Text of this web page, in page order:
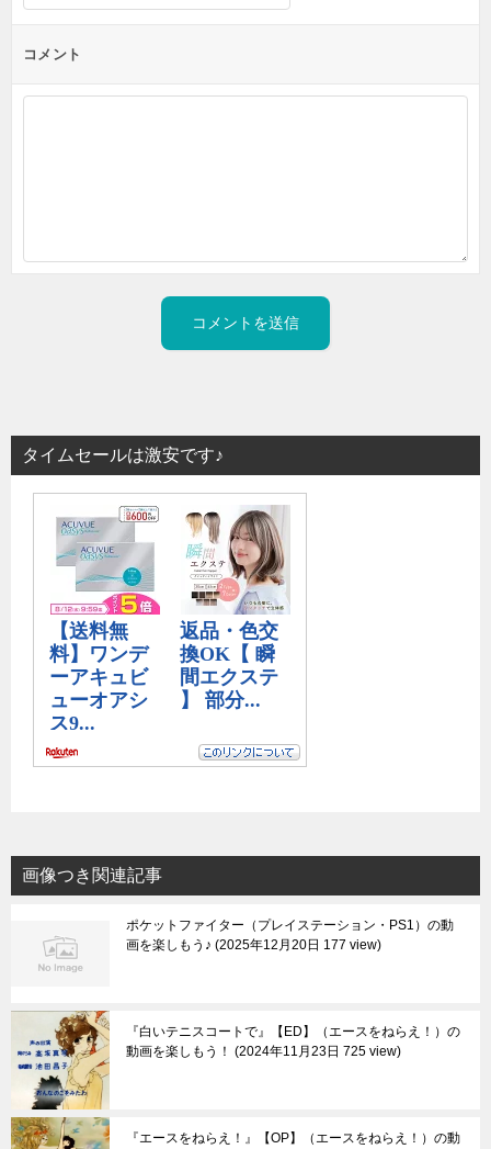
コメント
タイムセールは激安です♪
画像つき関連記事
ポケットファイター（プレイステーション・PS1）の動
画を楽しもう♪ 2025年12月20日 177 view
『白いテニスコートで』【ED】（エースをねらえ！）の
動画を楽しもう！
2024年11月23日 725 view
『エースをねらえ！』【OP】（エースをねらえ！）の動